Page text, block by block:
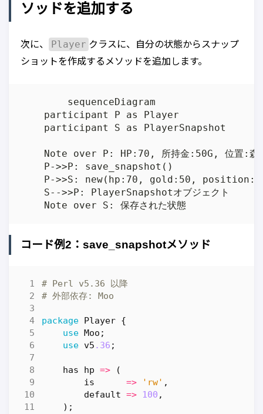
ソッドを追加する
次に、 Player クラスに、自分の状態からスナップ
ショットを作成するメソッドを追加します。
    participant P as Player
    participant S as PlayerSnapshot
    Note over P: HP:70, 所持金:50G, 位置:森
    P->>P: save_snapshot()
P->>S: new(hp:70, gold:50, position:'
    S-->>P: PlayerSnapshotオブジェクト
コード例2：save_snapshotメソッド
# Perl v5.36 以降
# 外部依存: Moo
package Player {
use Moo ;
use v5 .36 ;
has hp =>
(
is
=> 'rw' ,
default => 100 ,
);